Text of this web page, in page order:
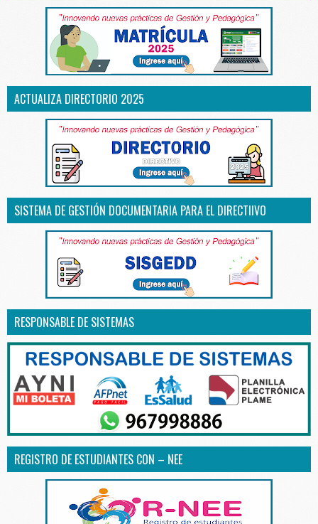
ACTUALIZA DIRECTORIO 2025
SISTEMA DE GESTIÓN DOCUMENTARIA PARA EL DIRECTIIVO
RESPONSABLE DE SISTEMAS
REGISTRO DE ESTUDIANTES CON – NEE